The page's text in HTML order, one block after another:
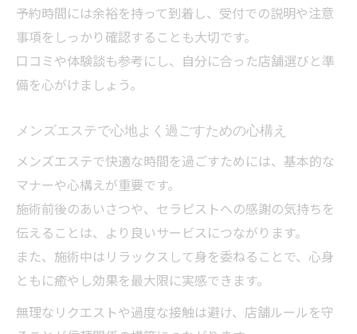
予約時間には余裕を持って到着し、受付での説明や注意
事項をしっかり確認することも大切です。
口コミや体験談も参考にし、自分に合った店舗選びと準
備を心がけましょう。
メンズエステで心地よく過ごすための心構え
メンズエステで快適な時間を過ごすためには、基本的な
マナーや心構えが重要です。
施術前後のあいさつや、セラピストへの感謝の気持ちを
伝えることは、より良いサービスにつながります。
また、施術中はリラックスして身を委ねることで、心身
ともに癒やし効果を最大限に実感できます。
無理なリクエストや過度な接触は避け、店舗ルールを守